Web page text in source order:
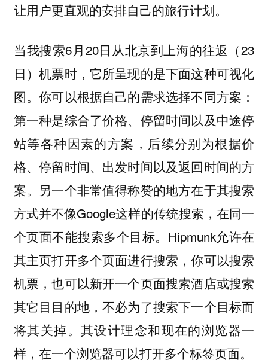
让用户更直观的安排自己的旅行计划。
当我搜索6月20日从北京到上海的往返（23
日）机票时，它所呈现的是下面这种可视化
图。你可以根据自己的需求选择不同方案：
第一种是综合了价格、停留时间以及中途停
站等各种因素的方案，后续分别为根据价
格、停留时间、出发时间以及返回时间的方
案。另一个非常值得称赞的地方在于其搜索
方式并不像Google这样的传统搜索，在同一
个页面不能搜索多个目标。Hipmunk允许在
其主页打开多个页面进行搜索，你可以搜索
机票，也可以新开一个页面搜索酒店或搜索
其它目目的地，不必为了搜索下一个目标而
将其关掉。其设计理念和现在的浏览器一
样，在一个浏览器可以打开多个标签页面。